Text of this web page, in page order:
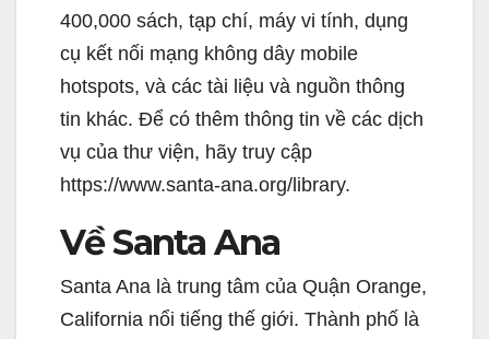
400,000 sách, tạp chí, máy vi tính, dụng
cụ kết nối mạng không dây mobile
hotspots, và các tài liệu và nguồn thông
tin khác. Để có thêm thông tin về các dịch
vụ của thư viện, hãy truy cập
https://www.santa-ana.org/library.
Về Santa Ana
Santa Ana là trung tâm của Quận Orange,
California nổi tiếng thế giới. Thành phố là